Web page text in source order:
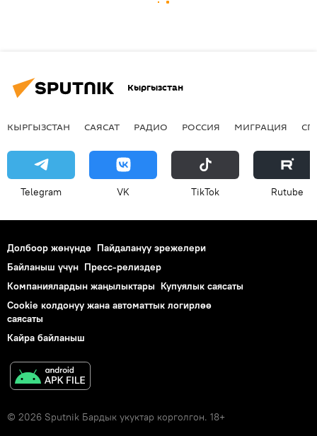
Кыргызстан
КЫРГЫЗСТАН САЯСАТ РАДИО РОССИЯ МИГРАЦИЯ
Telegram VK ТikТоk Rutube
Долбоор жөнүндө Пайдалануу эрежелери
Байланыш үчүн Пресс-релиздер
Компаниялардын жаңылыктары Купуялык саясаты
Cookie колдонуу жана автоматтык логирлөө
саясаты
Кайра байланыш
© 2026 Sputnik Бардык укуктар корголгон. 18+